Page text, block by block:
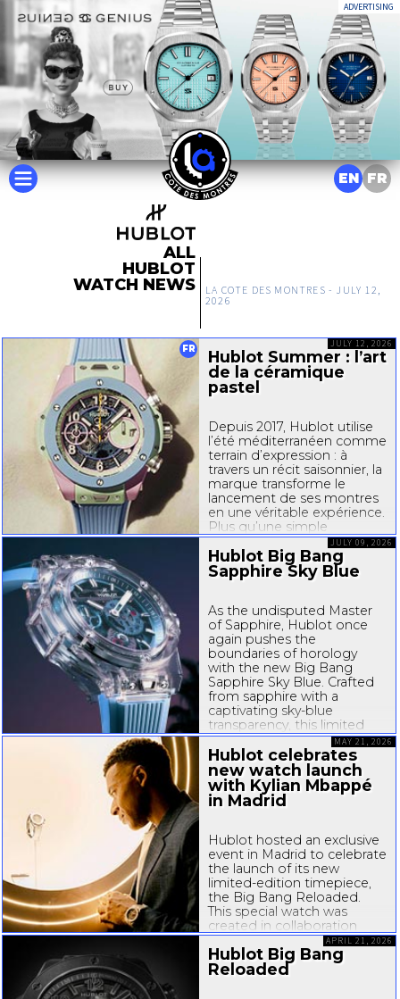
ADVERTISING
ALL
HUBLOT
WATCH NEWS
LA COTE DES MONTRES - JULY 12,
2026
FR
Hublot Summer : l’art
de la céramique
pastel
Depuis 2017, Hublot utilise
l’été méditerranéen comme
terrain d’expression : à
travers un récit saisonnier, la
marque transforme le
lancement de ses montres
en une véritable expérience.
Plus qu’une simple
présentation, Hublot
Summer est devenu un
rituel, un état d’esprit. En
2026, c’est...
JULY 12, 2026
Hublot Big Bang
Sapphire Sky Blue
As the undisputed Master
of Sapphire, Hublot once
again pushes the
boundaries of horology
with the new Big Bang
Sapphire Sky Blue. Crafted
from sapphire with a
captivating sky-blue
transparency, this limited
edition of 100 pieces brings
together cutting...
JULY 09, 2026
Hublot celebrates
new watch launch
with Kylian Mbappé
in Madrid
Hublot hosted an exclusive
event in Madrid to celebrate
the launch of its new
limited-edition timepiece,
the Big Bang Reloaded.
This special watch was
created in collaboration
with Hublot's brand
ambassador, football icon
Kylian Mbappé. The
MAY 21, 2026
Hublot Big Bang
Reloaded
APRIL 21, 2026
EN FR